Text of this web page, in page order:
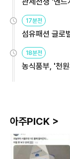
17분전
섬유패션 글로
18분전
농식품부, '천
아주PICK >